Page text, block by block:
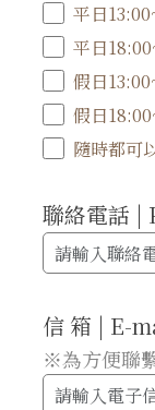
平日
平日
假日
假日
隨時都可
聯絡電話
信 箱 | E-
※為方便聯